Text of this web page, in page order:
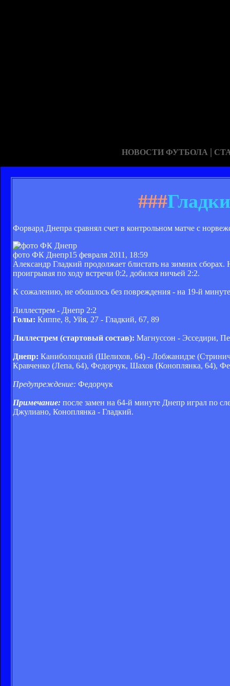
НОВОСТИ ФУТБОЛА |
###
Форвард Днепра сравнял счет в контрольном матче с
фото ФК Днепр15 февраля 2011, 18:59
Александр Гладкий продолжает блистать на зимних сборах.
проигрывая по ходу встречи 0:2, добился ничьей 2:2.
К сожалению, не обошлось без повреждения - на 19-й
Лиллестрем - Днепр 2:2
Голы: Киппе, 8, Уйя, 27 - Гладкий, 67, 89
Лиллестрем (стартовый состав): Магнуссон - Эсседири,
Днепр: Каниболоцкий (Шелихов, 64) - Лобжанидзе
Кравченко (Лепа, 64), Федорчук, Шахов (Коноплянка, 64),
Предупреждение: Федорчук
Примечание: после замен на 64-й минуте Днепр играл по
Джулиано, Коноплянка - Гладкий.